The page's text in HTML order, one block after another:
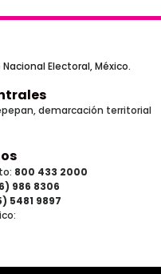
Electoral, México.
demarcación territorial
800 433 2000
986 8306
5481 9897